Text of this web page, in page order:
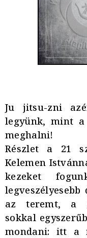
Ju jitsu-zni
legyünk, mint
meghalni!
Részlet a 21
Kelemen
kezeket
az teremt, a
sokkal
mondani: itt a